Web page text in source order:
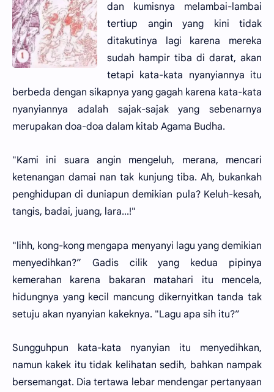
dan kumisnya melambai-lambai
tertiup angin yang kini tidak
ditakutinya lagi karena mereka
sudah hampir tiba di darat, akan
tetapi kata-kata nyanyiannya itu
berbeda dengan sikapnya yang gagah karena kata-kata
nyanyiannya adalah sajak-sajak yang sebenarnya
merupakan doa-doa dalam kitab Agama Budha.
"Kami ini suara angin mengeluh, merana, mencari
ketenangan damai nan tak kunjung tiba. Ah, bukankah
penghidupan di duniapun demikian pula? Keluh-kesah,
tangis, badai, juang, lara...!"
"lihh, kong-kong mengapa menyanyi lagu yang demikian
menyedihkan?” Gadis cilik yang kedua pipinya
kemerahan karena bakaran matahari itu mencela,
hidungnya yang kecil mancung dikernyitkan tanda tak
setuju akan nyanyian kakeknya. "Lagu apa sih itu?”
Sungguhpun kata-kata nyanyian itu menyedihkan,
namun kakek itu tidak kelihatan sedih, bahkan nampak
bersemangat. Dia tertawa lebar mendengar pertanyaan